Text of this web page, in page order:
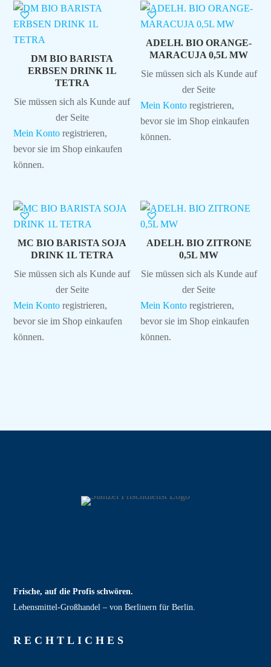
DM BIO BARISTA
ERBSEN DRINK 1L
TETRA
Sie müssen sich als Kunde auf
der Seite
Mein Konto registrieren,
bevor sie im Shop einkaufen
können.
ADELH. BIO ORANGE-
MARACUJA 0,5L MW
Sie müssen sich als Kunde auf
der Seite
Mein Konto registrieren,
bevor sie im Shop einkaufen
können.
MC BIO BARISTA SOJA
DRINK 1L TETRA
Sie müssen sich als Kunde auf
der Seite
Mein Konto registrieren,
bevor sie im Shop einkaufen
können.
ADELH. BIO ZITRONE
0,5L MW
Sie müssen sich als Kunde auf
der Seite
Mein Konto registrieren,
bevor sie im Shop einkaufen
können.
Frische, auf die Profis schwören.
Lebensmittel‑Großhandel – von Berlinern für Berlin.
RECHT­LICHES